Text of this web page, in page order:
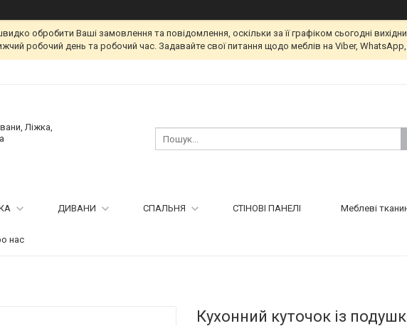
обробити Ваші замовлення та повідомлення, оскільки за її графіком сьогодні
робочий день та робочий час. Задавайте свої питання щодо меблів на Viber,
Ліжка,
ДИВАНИ СПАЛЬНЯ СТІНОВІ ПАНЕЛІ Меблеві
нас
Кухонний куточок із